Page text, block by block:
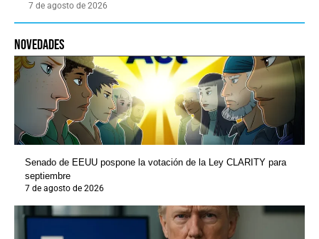
7 de agosto de 2026
novedades
Senado de EEUU pospone la votación de la Ley CLARITY para
septiembre
7 de agosto de 2026